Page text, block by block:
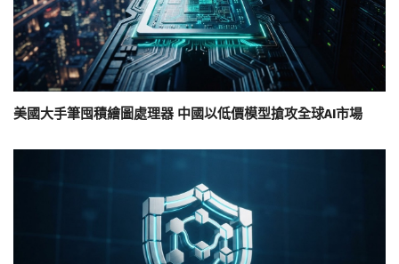
美國大手筆囤積繪圖處理器 中國以低價模型搶攻全球AI市場